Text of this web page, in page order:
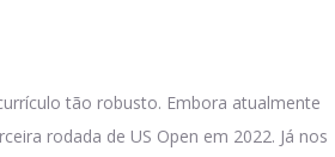
tão robusto. Embora atualmente
rodada de US Open em 2022. Já nos